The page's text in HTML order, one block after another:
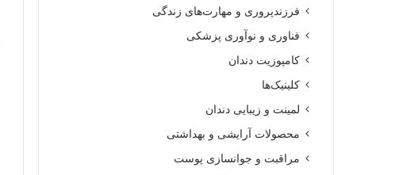
فرزندپروری و مهارت‌های زندگی
فناوری و نوآوری پزشکی
کامپوزیت دندان
کلینیک‌ها
لمینت و زیبایی دندان
محصولات آرایشی و بهداشتی
مراقبت و جوانسازی پوست